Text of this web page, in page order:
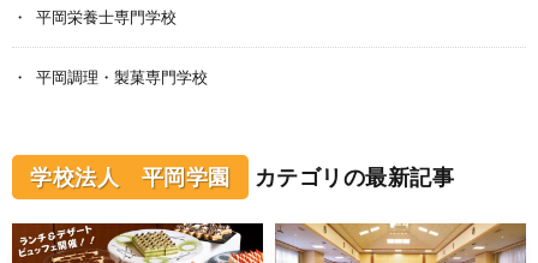
平岡栄養士専門学校
平岡調理・製菓専門学校
学校法人 平岡学園 カテゴリの最新記事